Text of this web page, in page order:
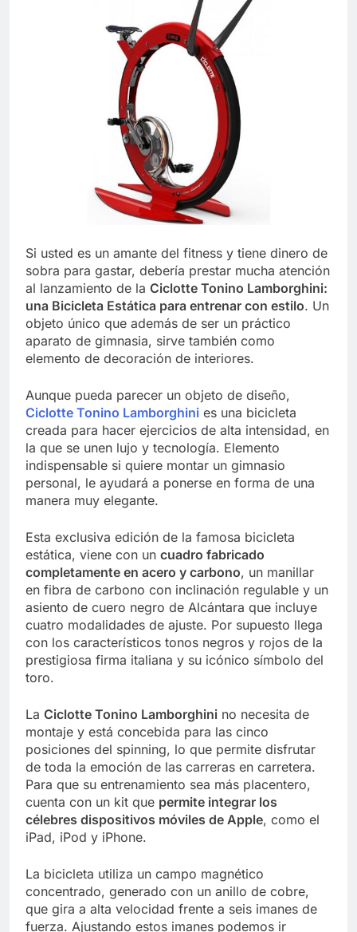
Si usted es un amante del fitness y tiene dinero de
sobra para gastar, debería prestar mucha atención
al lanzamiento de la Ciclotte Tonino Lamborghini:
una Bicicleta Estática para entrenar con estilo. Un
objeto único que además de ser un práctico
aparato de gimnasia, sirve también como
elemento de decoración de interiores.
Aunque pueda parecer un objeto de diseño,
Ciclotte Tonino Lamborghini es una bicicleta
creada para hacer ejercicios de alta intensidad, en
la que se unen lujo y tecnología. Elemento
indispensable si quiere montar un gimnasio
personal, le ayudará a ponerse en forma de una
manera muy elegante.
Esta exclusiva edición de la famosa bicicleta
estática, viene con un cuadro fabricado
completamente en acero y carbono, un manillar
en fibra de carbono con inclinación regulable y un
asiento de cuero negro de Alcántara que incluye
cuatro modalidades de ajuste. Por supuesto llega
con los característicos tonos negros y rojos de la
prestigiosa firma italiana y su icónico símbolo del
toro.
La Ciclotte Tonino Lamborghini no necesita de
montaje y está concebida para las cinco
posiciones del spinning, lo que permite disfrutar
de toda la emoción de las carreras en carretera.
Para que su entrenamiento sea más placentero,
cuenta con un kit que permite integrar los
célebres dispositivos móviles de Apple, como el
iPad, iPod y iPhone.
La bicicleta utiliza un campo magnético
concentrado, generado con un anillo de cobre,
que gira a alta velocidad frente a seis imanes de
fuerza. Ajustando estos imanes podemos ir